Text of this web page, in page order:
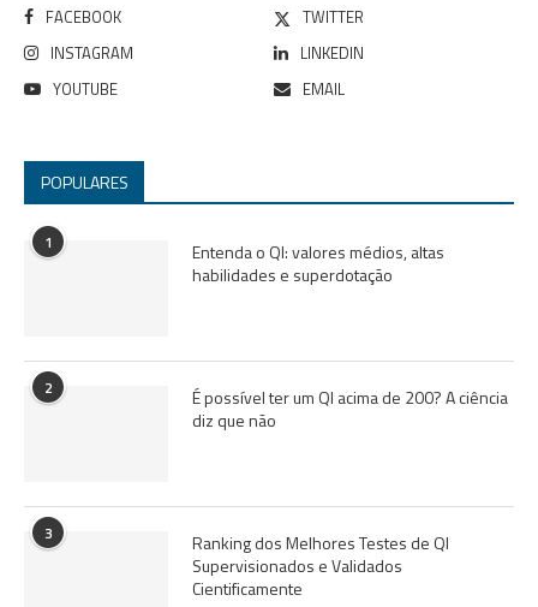
FACEBOOK
TWITTER
INSTAGRAM
LINKEDIN
YOUTUBE
EMAIL
POPULARES
1
Entenda o QI: valores médios, altas
habilidades e superdotação
2
É possível ter um QI acima de 200? A ciência
diz que não
3
Ranking dos Melhores Testes de QI
Supervisionados e Validados
Cientificamente